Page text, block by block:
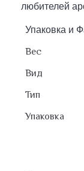
любителей
Упаковка и
Вес
Вид
Тип
Упаковка